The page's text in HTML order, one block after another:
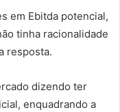
em Ebitda potencial,
tinha racionalidade
resposta.
dizendo ter
enquadrando a